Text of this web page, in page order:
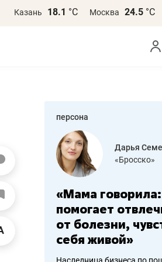
Казань 18.1 °С Москва 24.5 °С
персона
Дарья
«Бросско»
«Мама
помогает
от болезни,
себя живой»